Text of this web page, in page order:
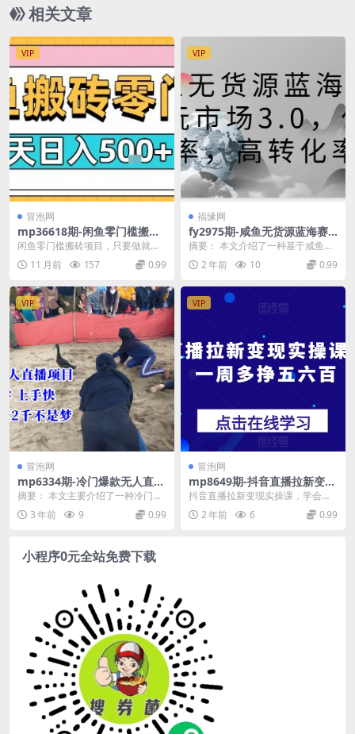
相关文章
VIP
冒泡网
mp36618期-闲鱼零门槛搬砖
项目，只要做就能够挣钱，一
闲鱼零门槛搬砖项目，只要做就能
够挣钱，一天可以3张 项目介绍：
闲鱼这个项目比较...
11 月前 157 0.99
VIP
福缘网
fy2975期-咸鱼无货源蓝海赛
道古玩市场3.0，低退货率，高
摘要： 本文介绍了一种基于咸鱼平
台的无货源3.0模式——古玩市场。
该市场以低退货...
2 年前 10 0.99
VIP
冒泡网
mp6334期-冷门爆款无人直播
项目，简单易学上手快，变现
摘要： 本文主要介绍了一种冷门爆
款无人直播项目，该项目简单易
学，上手快，变现速度...
3 年前 9 0.99
VIP
冒泡网
mp8649期-抖音直播拉新变现
实操课，学会一周多挣五六百
抖音直播拉新变现实操课，学会一
周多挣五六百 课程内容: 10-如何利
用短视频增加...
2 年前 6 0.99
小程序0元全站免费下载